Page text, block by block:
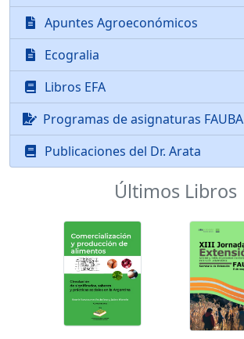
Apuntes Agroeconómicos
Ecogralia
Libros EFA
Programas de asignaturas FAUBA
Publicaciones del Dr. Arata
Últimos Libros